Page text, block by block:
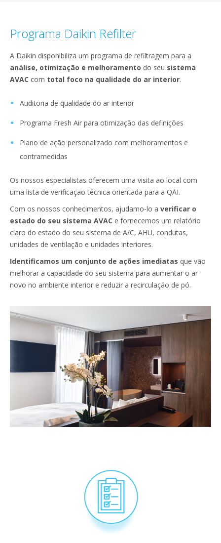
Programa Daikin Refilter
A Daikin disponibiliza um programa de refiltragem para a
análise, otimização e melhoramento do seu sistema
AVAC com total foco na qualidade do ar interior.
Auditoria de qualidade do ar interior
Programa Fresh Air para otimização das definições
Plano de ação personalizado com melhoramentos e
contramedidas
Os nossos especialistas oferecem uma visita ao local com
uma lista de verificação técnica orientada para a QAI.
Com os nossos conhecimentos, ajudamo-lo a verificar o
estado do seu sistema AVAC e fornecemos um relatório
claro do estado do seu sistema de A/C, AHU, condutas,
unidades de ventilação e unidades interiores.
Identificamos um conjunto de ações imediatas que vão
melhorar a capacidade do seu sistema para aumentar o ar
novo no ambiente interior e reduzir a recirculação de pó.